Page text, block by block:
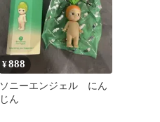
¥888
ソニーエンジェル にん
じん